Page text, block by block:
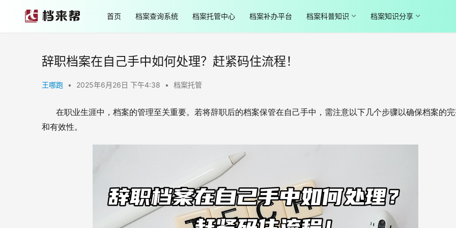
首页 档案查询系统 档案托管中心 档案补办平台 档案科普知识 档案知识分享
辞职档案在自己手中如何处理？赶紧码住流程！
王哪跑 • 2025年6月26日 下午4:38 • 档案托管
在职业生涯中，档案的管理至关重要。若将辞职后的档案保管在自己手中，需注意以下几个步骤以确保档案的
和有效性。